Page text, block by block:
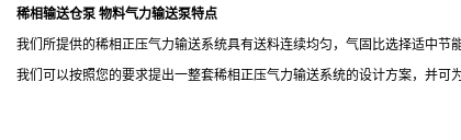
稀相输送仓泵 物料气力输送泵特点
我们所提供的稀相正压气力输送系统具有送料连续均匀，气固比选择适中
我们可以按照您的要求提出一整套稀相正压气力输送系统的设计方案，并可